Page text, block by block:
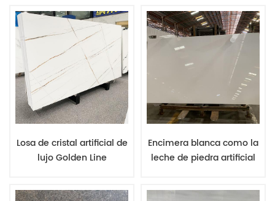
Calacatta Panda Diseño
de mármol blanco
translúcida con piedra de
encimera de veta de oro
Calacatta
Losa de cristal artificial de
lujo Golden Line
Nanoglass Stone para
Encimera blanca como la
leche de piedra artificial
estupenda fácil de